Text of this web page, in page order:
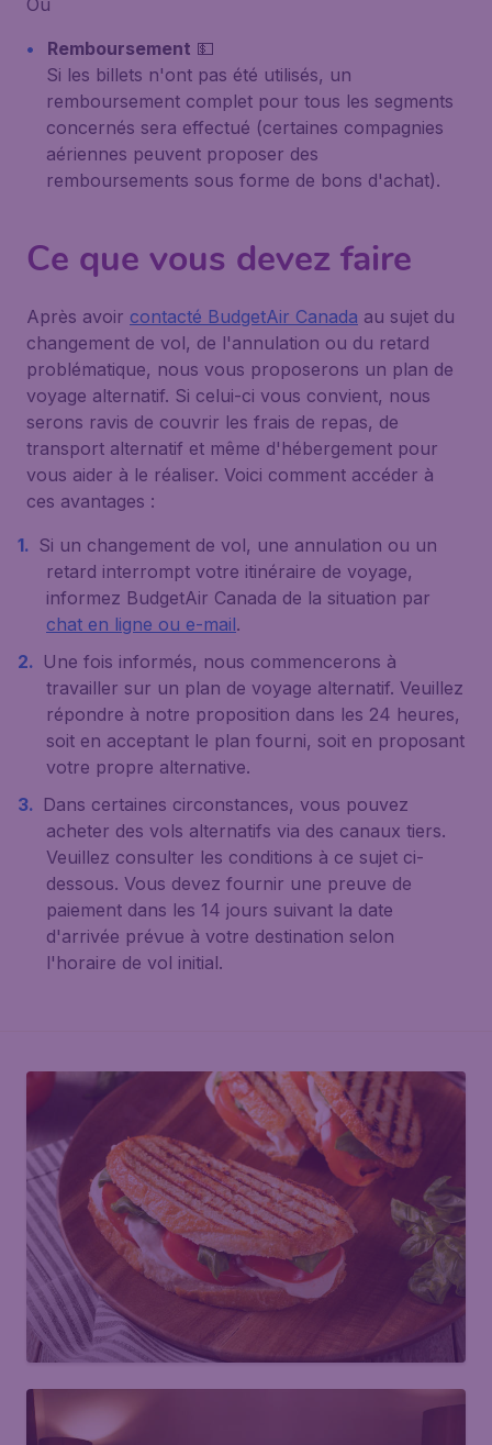
Ou
Remboursement 💵
Si les billets n'ont pas été utilisés, un
remboursement complet pour tous les segments
concernés sera effectué (certaines compagnies
aériennes peuvent proposer des
remboursements sous forme de bons d'achat).
Ce que vous devez faire
Après avoir contacté BudgetAir Canada au sujet du
changement de vol, de l'annulation ou du retard
problématique, nous vous proposerons un plan de
voyage alternatif. Si celui-ci vous convient, nous
serons ravis de couvrir les frais de repas, de
transport alternatif et même d'hébergement pour
vous aider à le réaliser. Voici comment accéder à
ces avantages :
Si un changement de vol, une annulation ou un
retard interrompt votre itinéraire de voyage,
informez BudgetAir Canada de la situation par
chat en ligne ou e-mail.
Une fois informés, nous commencerons à
travailler sur un plan de voyage alternatif. Veuillez
répondre à notre proposition dans les 24 heures,
soit en acceptant le plan fourni, soit en proposant
votre propre alternative.
Dans certaines circonstances, vous pouvez
acheter des vols alternatifs via des canaux tiers.
Veuillez consulter les conditions à ce sujet ci-
dessous. Vous devez fournir une preuve de
paiement dans les 14 jours suivant la date
d'arrivée prévue à votre destination selon
l'horaire de vol initial.